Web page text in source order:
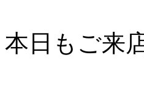
本日もご来